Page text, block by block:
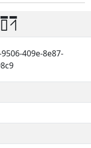
409e-8e87-